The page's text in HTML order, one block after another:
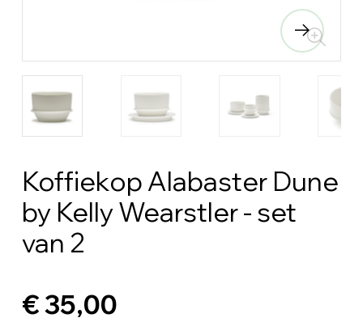
Koffiekop Alabaster Dune
by Kelly Wearstler - set
van 2
€ 35,00